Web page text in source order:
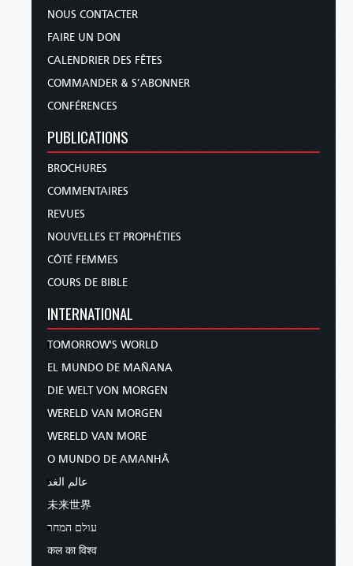
NOUS CONTACTER
FAIRE UN DON
CALENDRIER DES FÊTES
COMMANDER & S’ABONNER
CONFÉRENCES
PUBLICATIONS
BROCHURES
COMMENTAIRES
REVUES
NOUVELLES ET PROPHÉTIES
CÔTÉ FEMMES
COURS DE BIBLE
INTERNATIONAL
TOMORROW'S WORLD
EL MUNDO DE MAÑANA
DIE WELT VON MORGEN
WERELD VAN MORGEN
WERELD VAN MORE
O MUNDO DE AMANHÃ
عالم الغد
未来世界
עולם המחר
कल का विश्व